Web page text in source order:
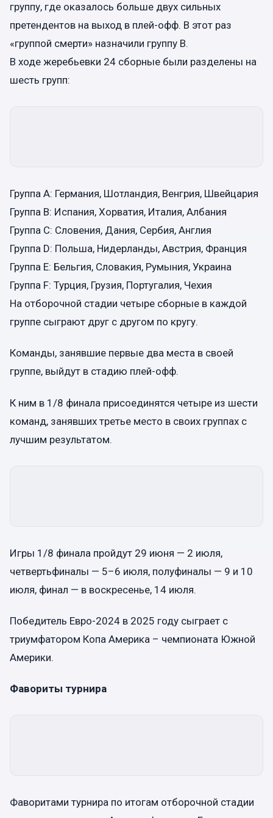
группу, где оказалось больше двух сильных
претендентов на выход в плей-офф. В этот раз
«группой смерти» назначили группу B.
В ходе жеребьевки 24 сборные были разделены на
шесть групп:
Группа А: Германия, Шотландия, Венгрия, Швейцария
Группа В: Испания, Хорватия, Италия, Албания
Группа С: Словения, Дания, Сербия, Англия
Группа D: Польша, Нидерланды, Австрия, Франция
Группа E: Бельгия, Словакия, Румыния, Украина
Группа F: Турция, Грузия, Португалия, Чехия
На отборочной стадии четыре сборные в каждой
группе сыграют друг с другом по кругу.
Команды, занявшие первые два места в своей
группе, выйдут в стадию плей-офф.
К ним в 1/8 финала присоединятся четыре из шести
команд, занявших третье место в своих группах с
лучшим результатом.
Игры 1/8 финала пройдут 29 июня — 2 июля,
четвертьфиналы — 5–6 июля, полуфиналы — 9 и 10
июля, финал — в воскресенье, 14 июля.
Победитель Евро-2024 в 2025 году сыграет с
триумфатором Копа Америка – чемпионата Южной
Америки.
Фавориты турнира
Фаворитами турнира по итогам отборочной стадии